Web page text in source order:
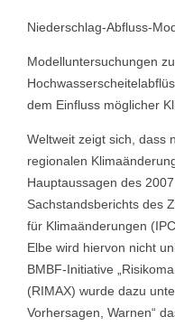
Niederschlag-Abfluss-
Modelluntersuchungen
dem Einfluss möglicher
Weltweit zeigt sich, dass
regionalen
Hauptaussagen des
Sachstandsberichts des
für Klimaänderungen
Elbe wird hiervon nicht
BMBF-Initiative
(RIMAX) wurde dazu
Vorhersagen, Warnen“